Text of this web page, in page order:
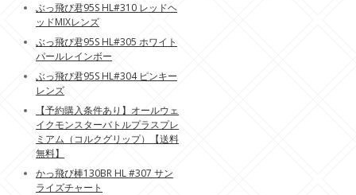
ぶっ飛び君95S HL#310 レッドヘ
ッドMIXレンズ
ぶっ飛び君95S HL#305 ホワイト
パールレインボー
ぶっ飛び君95S HL#304 ピンキー
レンズ
【予約購入条件あり】オールウェ
イクモンスターバトルプラスプレ
ミアム（コルクグリップ）【送料
無料】
かっ飛び棒130BR HL #307 サン
ライズチャート